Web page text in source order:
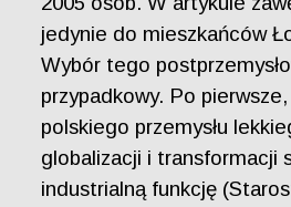
jedynie do mieszkańców
Wybór tego
przypadkowy. Po
polskiego przemysłu
globalizacji i transformacji
industrialną funkcję